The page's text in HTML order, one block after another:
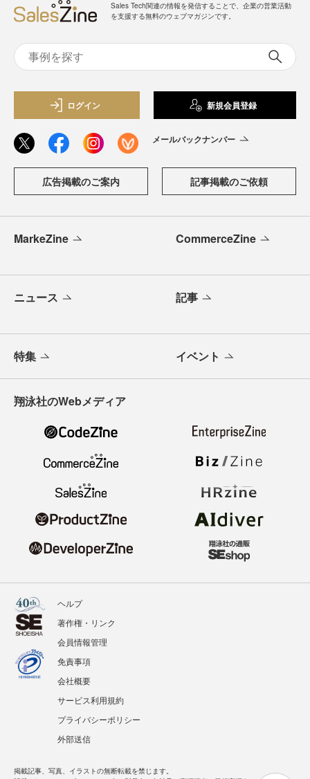
Sales Tech関連の情報を発信することで、企業の営業活動
を支援する無料のウェブマガジンです。
ログイン 新規会員登録
メールバックナンバー
広告掲載のご案内 記事掲載のご依頼
MarkeZine CommerceZine
ニュース 記事
特集 イベント
翔泳社のWebメディア
ヘルプ
著作権・リンク
会員情報管理
免責事項
会社概要
サービス利用規約
プライバシーポリシー
外部送信
掲載記事、写真、イラストの無断転載を禁じます。